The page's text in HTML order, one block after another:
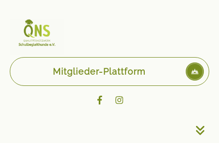
Mitglieder-Plattform